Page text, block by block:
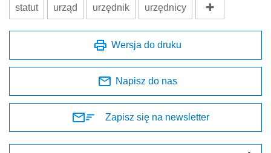
statut urząd urzędnik urzędnicy
Wersja do druku
Napisz do nas
Zapisz się na newsletter